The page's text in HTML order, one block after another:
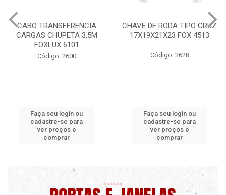
CHAVE DE RODA TIPO CRUZ
17X19X21X23 FOX 4513
Código: 2628
Faça seu login ou
cadastre-se para
ver preços e
comprar
CERA PROFISSIONAL 200G
MAXI RUBBER
Código: 9820 B
Faça seu login ou
cadastre-se para
ver preços e
comprar